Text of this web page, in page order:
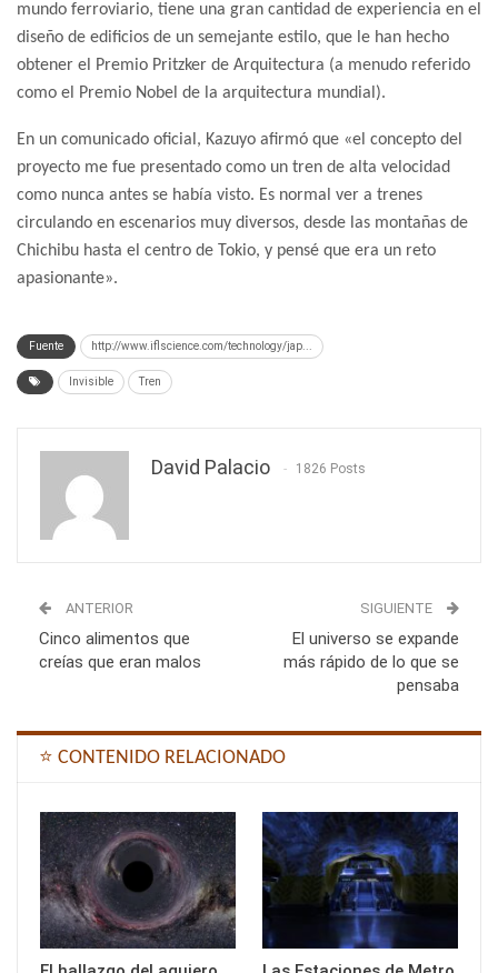
mundo ferroviario, tiene una gran cantidad de experiencia en el
diseño de edificios de un semejante estilo, que le han hecho
obtener el Premio Pritzker de Arquitectura (a menudo referido
como el Premio Nobel de la arquitectura mundial).
En un comunicado oficial, Kazuyo afirmó que «el concepto del
proyecto me fue presentado como un tren de alta velocidad
como nunca antes se había visto. Es normal ver a trenes
circulando en escenarios muy diversos, desde las montañas de
Chichibu hasta el centro de Tokio, y pensé que era un reto
apasionante».
Fuente http://www.iflscience.com/technology/jap...
Invisible Tren
David Palacio 1826 Posts
ANTERIOR
Cinco alimentos que
creías que eran malos
SIGUIENTE
El universo se expande
más rápido de lo que se
pensaba
⭐ CONTENIDO RELACIONADO